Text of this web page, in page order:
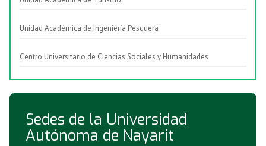
Unidad Académica de Ingeniería Pesquera
Centro Universitario de Ciencias Sociales y Humanidades
Sedes de la Universidad
Autónoma de Nayarit